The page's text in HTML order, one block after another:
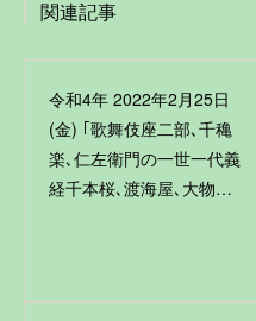
関連記事
令和4年 2022年2月25日
(金) ｢歌舞伎座二部､千穐
楽､仁左衛門の一世一代義
経千本桜､渡海屋､大物…